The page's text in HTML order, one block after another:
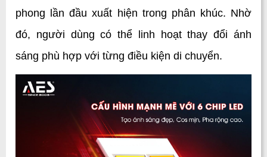
phong lần đầu xuất hiện trong phân khúc. Nhờ
đó, người dùng có thể linh hoạt thay đổi ánh
sáng phù hợp với từng điều kiện di chuyển.